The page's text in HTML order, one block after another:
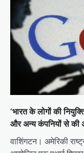
‘भारत के लोगों की
और अन्य कंपनियों से की
वाशिंगटन। अमेरिकी